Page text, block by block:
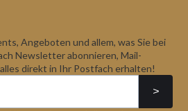
Angeboten und allem, was Sie bei
Newsletter abonnieren, Mail-
direkt in Ihr Postfach erhalten!